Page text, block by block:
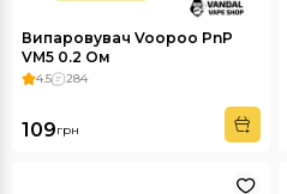
Випаровувач Voopoo PnP
VM5 0.2 Ом
4.5 284
109грн